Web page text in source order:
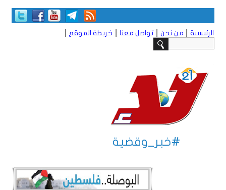
الرئيسية من نحن تواصل معنا خريطة الموقع
#خبر_وقضية